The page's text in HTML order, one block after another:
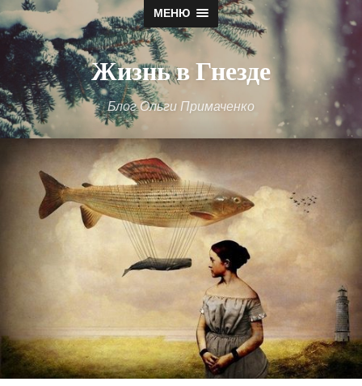
МЕНЮ
Жизнь в Гнезде
Блог Ольги Примаченко